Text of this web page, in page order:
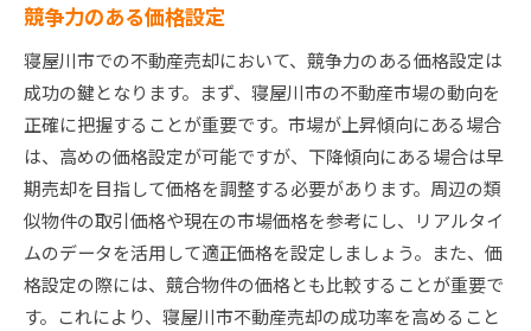
寝屋川市不動産売却で効率的な戦略を立てるコツ
スケジュール管理と計画立案
時間を節約するためのツールとアプリ
チームワークとコミュニケーションの重要性
ストレスを軽減するためのポイント
効果的なプロジェクト管理手法
リスク管理と問題解決の方法
寝屋川市不動産売却で失敗しないためのポイント
一般的な失敗例とその回避方法
競争力のある価格設定
寝屋川市での不動産売却において、競争力のある価格設定は
成功の鍵となります。まず、寝屋川市の不動産市場の動向を
正確に把握することが重要です。市場が上昇傾向にある場合
は、高めの価格設定が可能ですが、下降傾向にある場合は早
期売却を目指して価格を調整する必要があります。周辺の類
似物件の取引価格や現在の市場価格を参考にし、リアルタイ
ムのデータを活用して適正価格を設定しましょう。また、価
格設定の際には、競合物件の価格とも比較することが重要で
す。これにより、寝屋川市不動産売却の成功率を高めること